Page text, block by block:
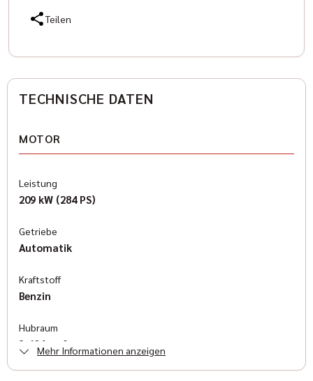
Teilen
TECHNISCHE DATEN
MOTOR
Leistung
209 kW (284 PS)
Getriebe
Automatik
Kraftstoff
Benzin
Hubraum
3.604 cm³
Mehr Informationen anzeigen